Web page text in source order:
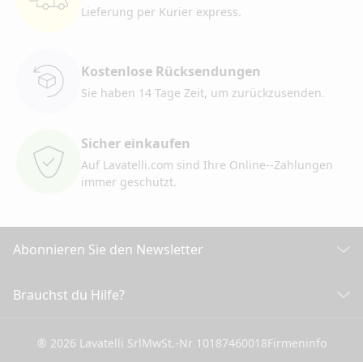
Lieferung per Kurier express.
Kostenlose Rücksendungen
Sie haben 14 Tage Zeit, um zurückzusenden.
Sicher einkaufen
Auf Lavatelli.com sind Ihre Online--Zahlungen
immer geschützt.
Abonnieren Sie den Newsletter
Brauchst du Hilfe?
Allgemeine Verkaufsbedingungen
® 2026 Lavatelli SrlMwSt.-Nr 10187460018Firmeninfo